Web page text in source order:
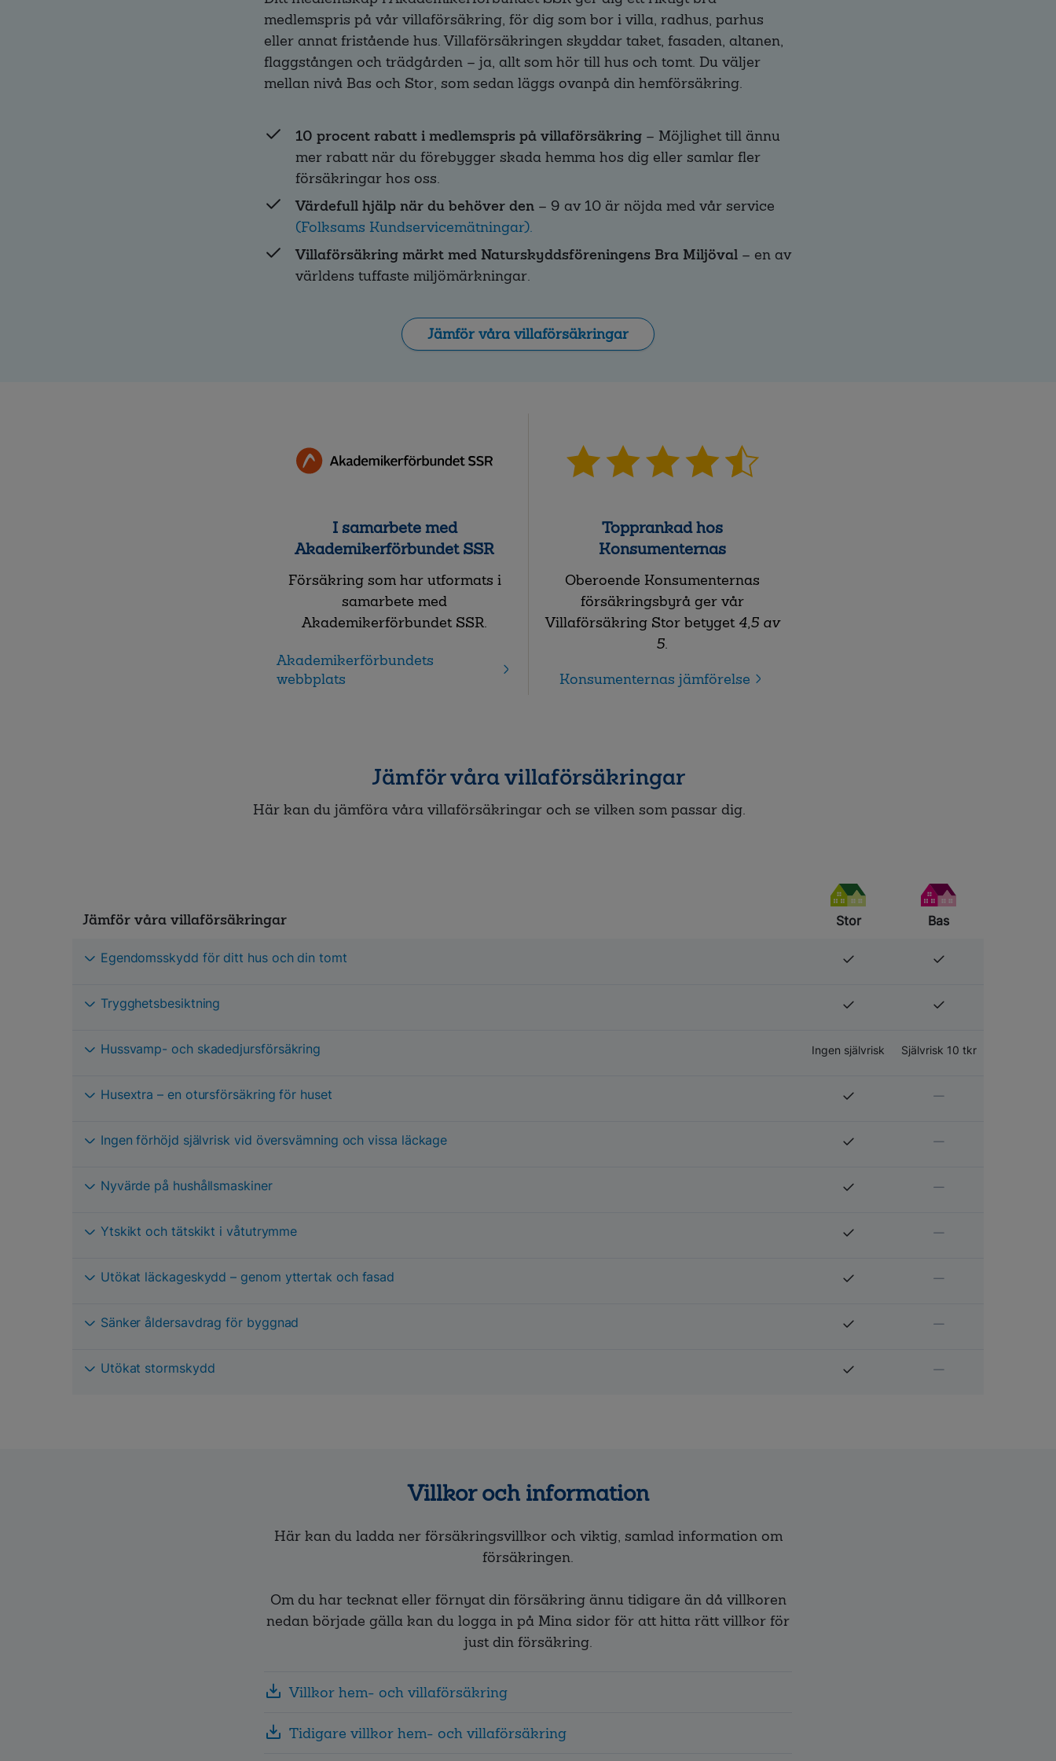
medlemspris på vår villaförsäkring, för dig som bor i villa, radhus, parhus
eller annat fristående hus. Villaförsäkringen skyddar taket, fasaden, altanen,
flaggstången och trädgården – ja, allt som hör till hus och tomt. Du väljer
mellan nivå Bas och Stor, som sedan läggs ovanpå din hemförsäkring.
10 procent rabatt i medlemspris på villaförsäkring – Möjlighet till ännu
mer rabatt när du förebygger skada hemma hos dig eller samlar fler
försäkringar hos oss.
Värdefull hjälp när du behöver den – 9 av 10 är nöjda med vår service
(Folksams Kundservicemätningar).
Villaförsäkring märkt med Naturskyddsföreningens Bra Miljöval – en av
världens tuffaste miljömärkningar.
Jämför våra villaförsäkringar
I samarbete med
Akademikerförbundet SSR
Försäkring som har utformats i
samarbete med
Akademikerförbundet SSR.
Akademikerförbundets
webbplats
Topprankad hos
Konsumenternas
Oberoende Konsumenternas
försäkringsbyrå ger vår
Villaförsäkring Stor betyget 4,5 av
5.
Konsumenternas jämförelse
Jämför våra villaförsäkringar
Här kan du jämföra våra villaförsäkringar och se vilken som passar dig.
Jämför våra villaförsäkringar Stor Bas
Egendomsskydd för ditt hus och din tomt
Trygghetsbesiktning
Hussvamp- och skadedjursförsäkring Ingen självrisk Självrisk 10 tkr
Husextra – en otursförsäkring för huset
Ingen förhöjd självrisk vid översvämning och vissa läckage
Nyvärde på hushållsmaskiner
Ytskikt och tätskikt i våtutrymme
Utökat läckageskydd – genom yttertak och fasad
Sänker åldersavdrag för byggnad
Utökat stormskydd
Villkor och information
Här kan du ladda ner försäkringsvillkor och viktig, samlad information om
försäkringen.
Om du har tecknat eller förnyat din försäkring ännu tidigare än då villkoren
nedan började gälla kan du logga in på Mina sidor för att hitta rätt villkor för
just din försäkring.
Villkor hem- och villaförsäkring
Tidigare villkor hem- och villaförsäkring